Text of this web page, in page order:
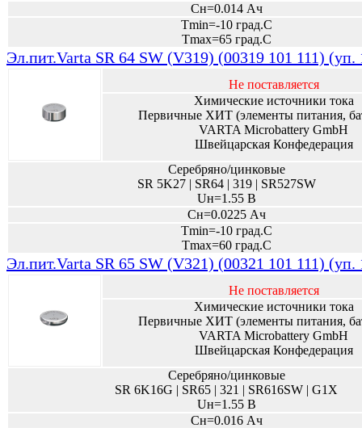
Сн=0.014 Ач
Tmin=-10 град.С
Tmax=65 град.С
Эл.пит.Varta SR 64 SW (V319) (00319 101 111) (уп.
Не поставляется
Химические источники тока
Первичные ХИТ (элементы питания,
VARTA Microbattery GmbH
Швейцарская Конфедерация
Серебряно/цинковые
SR 5K27 | SR64 | 319 | SR527SW
Uн=1.55 В
Сн=0.0225 Ач
Tmin=-10 град.С
Tmax=60 град.С
Эл.пит.Varta SR 65 SW (V321) (00321 101 111) (уп.
Не поставляется
Химические источники тока
Первичные ХИТ (элементы питания,
VARTA Microbattery GmbH
Швейцарская Конфедерация
Серебряно/цинковые
SR 6K16G | SR65 | 321 | SR616SW | G1X
Uн=1.55 В
Сн=0.016 Ач